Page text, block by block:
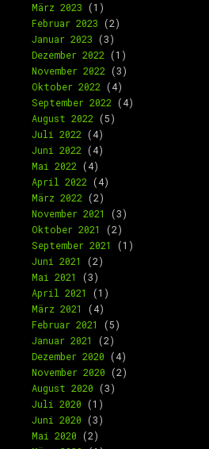
März 2023 (1)
Februar 2023 (2)
Januar 2023 (3)
Dezember 2022 (1)
November 2022 (3)
Oktober 2022 (4)
September 2022 (4)
August 2022 (5)
Juli 2022 (4)
Juni 2022 (4)
Mai 2022 (4)
April 2022 (4)
März 2022 (2)
November 2021
(3)
Oktober 2021
(2)
September 2021
(1)
Juni 2021
(2)
Mai 2021
(3)
April 2021
(1)
März 2021
(4)
Februar 2021
(5)
Januar 2021
(2)
Dezember 2020 (4)
November 2020 (2)
August 2020 (3)
Juli 2020 (1)
Juni 2020 (3)
Mai 2020 (2)